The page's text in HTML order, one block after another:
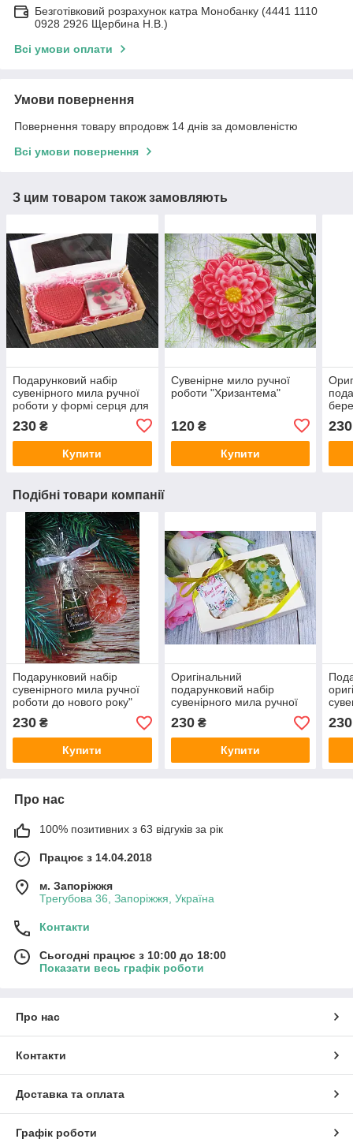
Безготівковий розрахунок катра Монобанку (4441 1110
0928 2926 Щербина Н.В.)
Всі умови оплати
Умови повернення
Повернення товару впродовж 14 днів за домовленістю
Всі умови повернення
З цим товаром також замовляють
Подарунковий набір
сувенірного мила ручної
роботи у формі серця для
230 ₴
Купити
Сувенірне мило ручної
роботи "Хризантема"
120₴
Купити
230
Подібні товари компанії
Подарунковий набір
сувенірного мила ручної
роботи до нового року"
Шампанське та
мандаринка"
230 ₴
Купити
Оригінальний
подарунковий набір
сувенірного мила ручної
роботи "Ромашкове
серце"
230₴
Купити
230
Про нас
100% позитивних з 63 відгуків за рік
Працює з 14.04.2018
м. Запоріжжя
Трегубова 36, Запоріжжя, Україна
Контакти
Сьогодні працює з 10:00 до 18:00
Показати весь графік роботи
Про нас
Контакти
Доставка та оплата
Графік роботи